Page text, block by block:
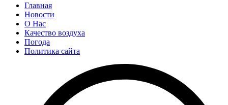
Главная
Новости
О Нас
Качество воздуха
Погода
Политика сайта